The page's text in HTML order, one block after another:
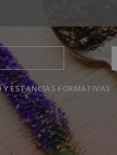
Y ESTANCIAS FORMATIVAS